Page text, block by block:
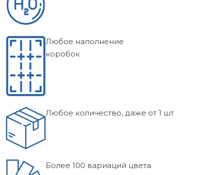
Любое наполнение
коробок
Любое количество, даже от 1 шт
Более 100 вариаций цвета